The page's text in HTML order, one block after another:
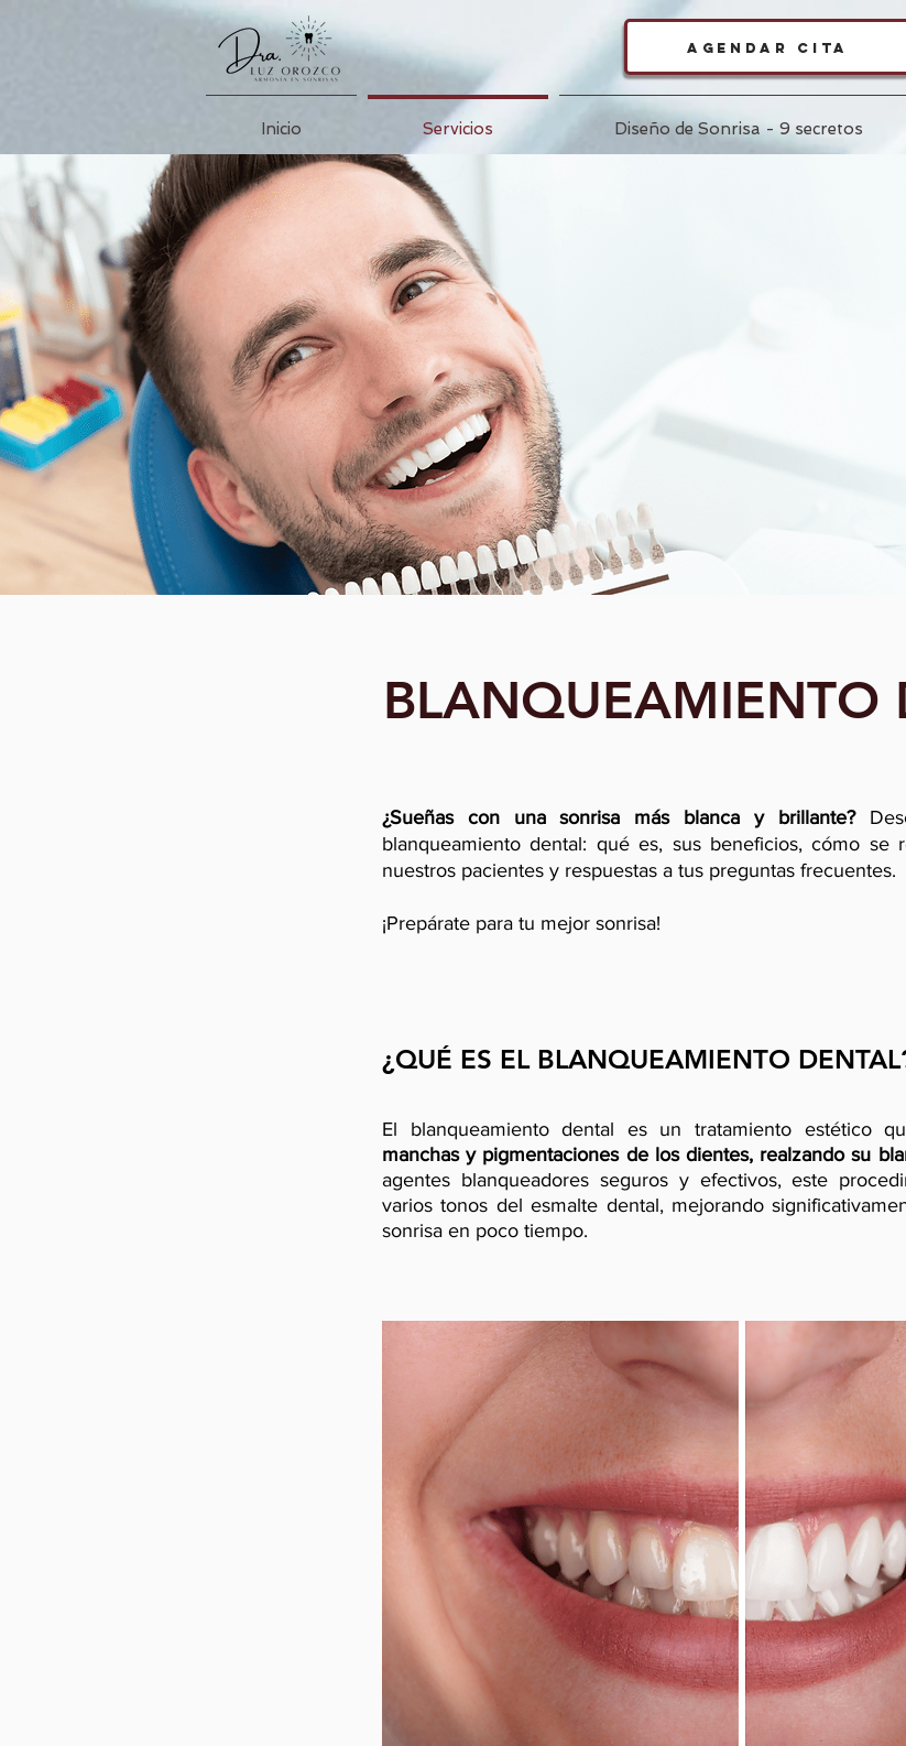
Agendar cita
Inicio Servicios Diseño de Sonrisa - 9 secretos
BLANQUEAMIENTO
¿Sueñas con una sonrisa más blanca y brillante?
blanqueamiento dental: qué es, sus beneficios, cómo se
nuestros pacientes y respuestas a tus preguntas frecuentes.
¡Prepárate para tu mejor sonrisa!
¿QUÉ ES EL BLANQUEAMIENTO
El blanqueamiento dental es un tratamiento estético
manchas y pigmentaciones de los dientes, realzando su
agentes blanqueadores seguros y efectivos, este
varios tonos del esmalte dental, mejorando
sonrisa en poco tiempo.